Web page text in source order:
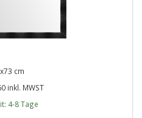
cm
inkl. MWST
4-8 Tage